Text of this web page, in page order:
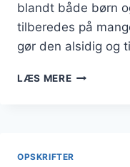
blandt både børn
tilberedes på
gør den alsidig og
LÆS MERE
OPSKRIFTER